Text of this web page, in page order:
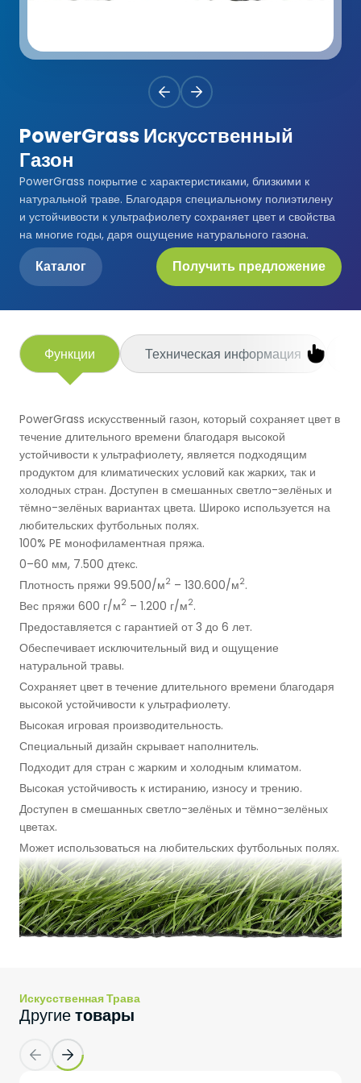
Легкоатлетические Дорожки
Падельн Клубы
Падбол Корты
Корт для Пиклбола
Теннисные Корты
Стальные Трибуны
Баскетбольные Корты
Волейбольные Корты
Гандбольные Корты
Многофункциональные Поля
Хоккейные Поля
Бейсбольные Поля
Регби Поля
Бадминтонные Корты
Футзальные Корты
Крикетные Поля
Американский Футбол
Спортивные Игры На Ковриках
Ипподромы
DuoGrass
Без Заполнителя
Теннисная Трава
Гибридная Трава
Натуральная Трава
Спортивный ПВХ
Акриловое Покрытие
Модульное Резиновое Покрытие
Дренированный Шокпад
Кварцевый Песок
PowerGrass Искусственный
Газон
PowerGrass покрытие с характеристиками, близкими к
натуральной траве. Благодаря специальному полиэтилену
и устойчивости к ультрафиолету сохраняет цвет и свойства
на многие годы, даря ощущение натурального газона.
Каталог Получить предложение
Функции Техническая информация
PowerGrass искусственный газон, который сохраняет цвет в
течение длительного времени благодаря высокой
устойчивости к ультрафиолету, является подходящим
продуктом для климатических условий как жарких, так и
холодных стран. Доступен в смешанных светло-зелёных и
тёмно-зелёных вариантах цвета. Широко используется на
любительских футбольных полях.
100% PE монофиламентная пряжа.
0–60 мм, 7.500 дтекс.
Плотность пряжи 99.500/м2 – 130.600/м2.
Вес пряжи 600 г/м2 – 1.200 г/м2.
Предоставляется с гарантией от 3 до 6 лет.
Обеспечивает исключительный вид и ощущение
натуральной травы.
Сохраняет цвет в течение длительного времени благодаря
высокой устойчивости к ультрафиолету.
Высокая игровая производительность.
Специальный дизайн скрывает наполнитель.
Подходит для стран с жарким и холодным климатом.
Высокая устойчивость к истиранию, износу и трению.
Доступен в смешанных светло-зелёных и тёмно-зелёных
цветах.
Может использоваться на любительских футбольных полях.
Синтетическая трава
ПодложкаMorocco
Morocco Football Field 1232 m²
1. Каков срок производства
искусственного газона Пауэрграсс?
Пауэрграсс и другие наши покрытия производятся в
среднем за 7 дней.
2. Каковы особенности
Искусственная Трава
Другие товары